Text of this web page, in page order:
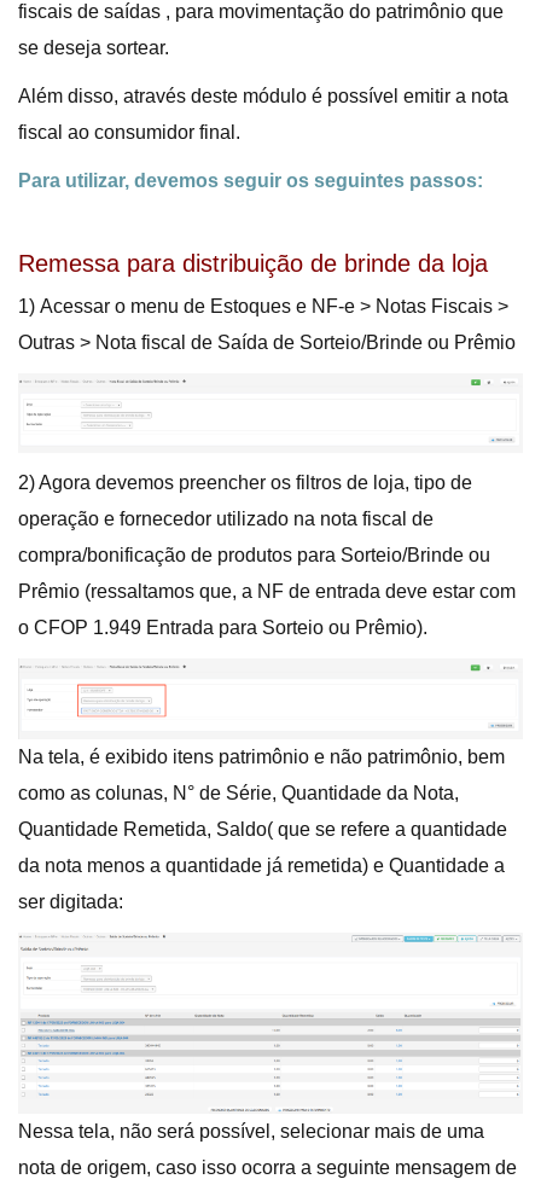
fiscais de saídas , para movimentação do patrimônio que
se deseja sortear.
Além disso, através deste módulo é possível emitir a nota
fiscal ao consumidor final.
Para utilizar, devemos seguir os seguintes passos:
Remessa para distribuição de brinde da loja
1) Acessar o menu de Estoques e NF-e > Notas Fiscais >
Outras > Nota fiscal de Saída de Sorteio/Brinde ou Prêmio
2) Agora devemos preencher os filtros de loja, tipo de
operação e fornecedor utilizado na nota fiscal de
compra/bonificação de produtos para Sorteio/Brinde ou
Prêmio (ressaltamos que, a NF de entrada deve estar com
o CFOP 1.949 Entrada para Sorteio ou Prêmio).
Na tela, é exibido itens patrimônio e não patrimônio, bem
como as colunas, N° de Série, Quantidade da Nota,
Quantidade Remetida, Saldo( que se refere a quantidade
da nota menos a quantidade já remetida) e Quantidade a
ser digitada:
Nessa tela, não será possível, selecionar mais de uma
nota de origem, caso isso ocorra a seguinte mensagem de